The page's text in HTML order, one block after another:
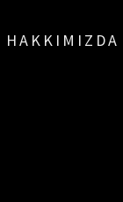
HAKKIMIZDA